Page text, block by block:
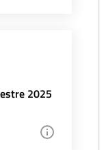
2025